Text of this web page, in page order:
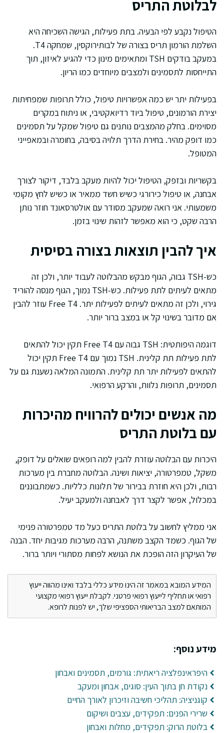
לבלוטת התריס
הטיפול נקבע לפי הבעיה. בתת פעילות, הגישה השכיחה היא
השלמת הורמון תריס בצורה של לבותירוקסין, שמחקה T4.
במעקב בודקים TSH ומתאימים מינון כדי להגיע לאיזון, תוך
התייחסות לתסמינים ולמצבים מיוחדים כמו הריון.
בפעילות יתר יש כמה אפשרויות טיפול, כולל תרופות שמפחיתות
יצירת הורמונים, טיפול ביוד רדיואקטיבי, או ניתוח במקרים
מסוימים. בחלק מהמצבים נותנים גם טיפול שמקל על תסמינים
כמו דופק מהיר. בחירת הדרך תלויה בסיבה, בחומרה ובמאפייני
המטופל.
בקשריות ובזפק, הטיפול יכול להיות מעקב בלבד, דיקור לצורך
אבחנה, או טיפול כירורגי כשיש חשד ממאיר או כשיש לחץ מקומי
משמעותי. אני רואה שמעקב מסודר עם אולטרסאונד חוזר נותן
הרבה שקט, כי הוא מאפשר לזהות שינוי בזמן.
איך להבין תוצאות בצורה בסיסית
כש-TSH גבוה, הגוף מבקש מהבלוטה לעבוד יותר, ולכן זה
מתאים לעיתים לתת פעילות. כש-TSH נמוך, הגוף מנסה להוריד
גירוי, ולכן זה מתאים לעיתים לפעילות יתר. Free T4 עוזר להבין
אם מדובר בשינוי קל או במצב ברור יותר.
דוגמה היפותטית: TSH גבוה עם Free T4 תקין יכול להתאים
לתת פעילות תת קלינית. TSH נמוך עם Free T4 תקין יכול
להתאים לפעילות יתר תת קלינית. התמונה המלאה נשענת גם על
תסמינים, תרופות נלוות, והרקע הרפואי.
מה אנשים יכולים להרוויח מהיכרות
עם בלוטת התריס
היכרות עם הבלוטה עוזרת להבין למה רופאים שואלים על דופק,
משקל, טמפרטורה, יציאות ושינה. הבלוטה מחברת בין מערכות
רבות, ולכן היא חוזרת בבירור של תלונות כלליות. כשמתבוננים
במכלול, אפשר לקצר דרך לאבחנה ולמעקב יעיל.
אני ממליץ לחשוב על בלוטת התריס כעל מד טמפרטורה פנימי
של הגוף. כשמד הקצב משתנה, הרבה מערכות מגיבות יחד. הבנה
של העיקרון הזה הופכת את הנושא לפחות מסתורי ויותר ברור.
המידע המובא במאמר זה הינו מידע כללי בלבד ואינו מהווה ייעוץ
רפואי או תחליף לייעוץ רפואי פרטני. לקבלת ייעוץ רפואי מקצועי
המותאם למצב הבריאותי הספציפי שלך, יש לפנות לרופא.
מידע נוסף:
היפראינפלציה ריאתית: גורמים, תסמינים ואבחון
נקודת חן בתוך העין: סוגים, אבחון ומעקב
קוגניציה: תהליכי חשיבה וזיכרון לאורך החיים
שרירי הפנים: תפקידים, עצבים ושיקום
בלוטת הרוק: תפקידים, מחלות ואבחון